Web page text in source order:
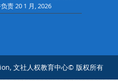
责20 1 月, 2026
文社人权教育中心© 版权所有